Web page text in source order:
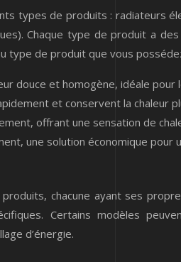
types de produits : radiateurs
Chaque type de produit a
type de produit que vous
douce et homogène, idéale pour
et conservent la chaleur
offrant une sensation de
une solution économique pour
chacune ayant ses
Certains modèles
d’énergie.